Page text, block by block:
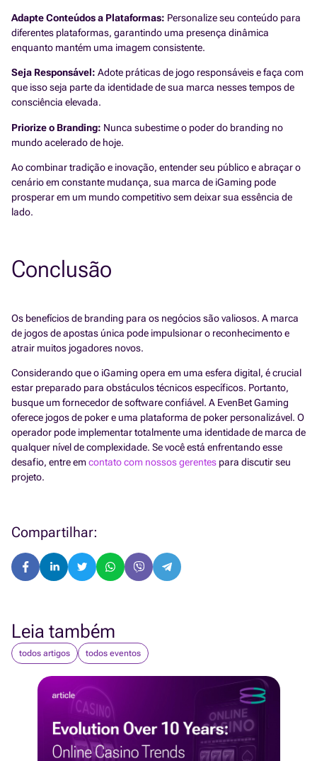
Adapte Conteúdos a Plataformas: Personalize seu conteúdo para
diferentes plataformas, garantindo uma presença dinâmica
enquanto mantém uma imagem consistente.
Seja Responsável: Adote práticas de jogo responsáveis e faça com
que isso seja parte da identidade de sua marca nesses tempos de
consciência elevada.
Priorize o Branding: Nunca subestime o poder do branding no
mundo acelerado de hoje.
Ao combinar tradição e inovação, entender seu público e abraçar o
cenário em constante mudança, sua marca de iGaming pode
prosperar em um mundo competitivo sem deixar sua essência de
lado.
Conclusão
Os benefícios de branding para os negócios são valiosos. A marca
de jogos de apostas única pode impulsionar o reconhecimento e
atrair muitos jogadores novos.
Considerando que o iGaming opera em uma esfera digital, é crucial
estar preparado para obstáculos técnicos específicos. Portanto,
busque um fornecedor de software confiável. A EvenBet Gaming
oferece jogos de poker e uma plataforma de poker personalizável. O
operador pode implementar totalmente uma identidade de marca de
qualquer nível de complexidade. Se você está enfrentando esse
desafio, entre emcontato com nossos gerentes para discutir seu
projeto.
Compartilhar:
Leia também
todos artigos todos eventos